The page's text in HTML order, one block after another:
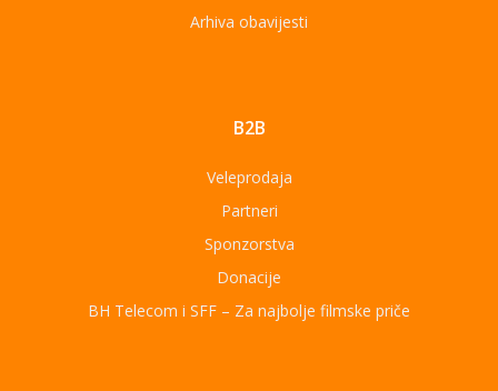
Arhiva obavijesti
B2B
Veleprodaja
Partneri
Sponzorstva
Donacije
BH Telecom i SFF – Za najbolje filmske priče